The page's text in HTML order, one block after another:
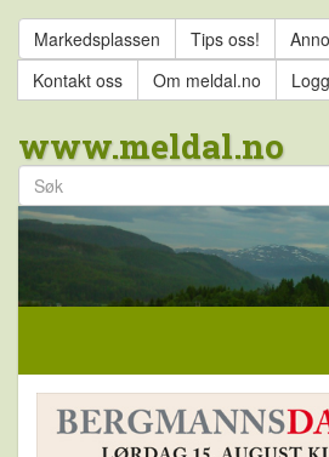
Markedsplassen Tips oss!
Kontakt oss
Om meldal.no
www.meldal.no